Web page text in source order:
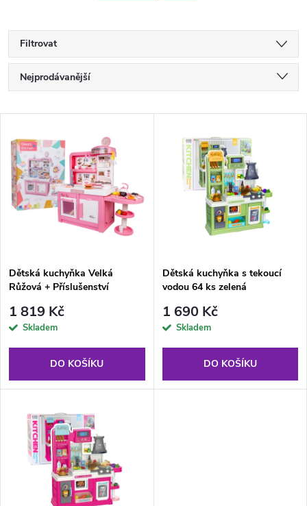
Filtrovat
Ř
a
z
e
n
p
r
o
d
Nejprodávanější
Abecedně
V
ý
p
s
p
r
Dětská kuchyňka Velká
Růžová + Příslušenství
1 819 Kč
Skladem
DO KOŠÍKU
Dětská kuchyňka s tekoucí
vodou 64 ks zelená
1 690 Kč
Skladem
DO KOŠÍKU